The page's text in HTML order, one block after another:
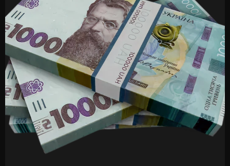
конкретного об'єкта.
Якщо склад працює частинами (офісна зона
закривається о 18:00, а завантаження триває до
22:00), система налаштовується так, щоб ставити
зони на охорону окремо.
Як проходить підключення?
Телефонуєте або залишаєте заявку. Отримуєте
консультацію й описуєте об'єкт. Погоджуєте виїзд
фахівця - він оглядає приміщення, пропонує схему
розташування датчиків і камер, робить попередній
розрахунок.